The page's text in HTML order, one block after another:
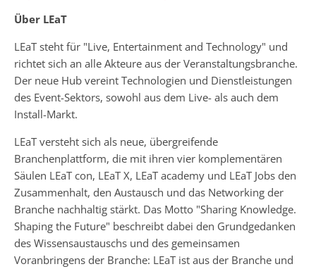
Über LEaT
LEaT steht für "Live, Entertainment and Technology" und
richtet sich an alle Akteure aus der Veranstaltungsbranche.
Der neue Hub vereint Technologien und Dienstleistungen
des Event-Sektors, sowohl aus dem Live- als auch dem
Install-Markt.
LEaT versteht sich als neue, übergreifende
Branchenplattform, die mit ihren vier komplementären
Säulen LEaT con, LEaT X, LEaT academy und LEaT Jobs den
Zusammenhalt, den Austausch und das Networking der
Branche nachhaltig stärkt. Das Motto "Sharing Knowledge.
Shaping the Future" beschreibt dabei den Grundgedanken
des Wissensaustauschs und des gemeinsamen
Voranbringens der Branche: LEaT ist aus der Branche und